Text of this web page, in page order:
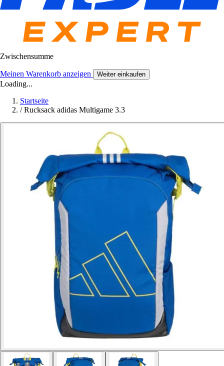
Zwischensumme
Meinen Warenkorb anzeigen Weiter einkaufen
Loading...
Startseite
/ Rucksack adidas Multigame 3.3